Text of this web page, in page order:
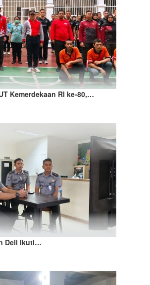
Kemerdekaan RI ke-80,…
Deli Ikuti…